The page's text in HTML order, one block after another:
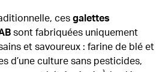
ces galettes
sont fabriquées uniquement
et savoureux : farine de blé et
d’une culture sans pesticides,